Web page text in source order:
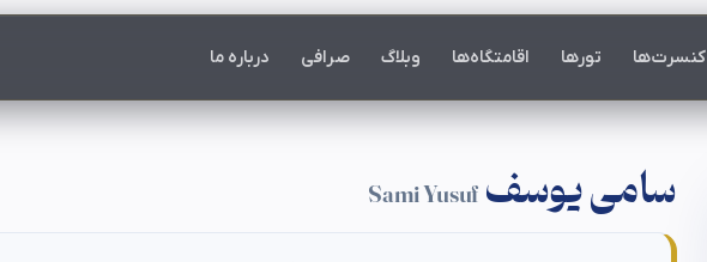
کنسرت‌ها تورها اقامتگاه‌ها وبلاگ صرافی درباره ما
سامی یوسف Sami Yusuf